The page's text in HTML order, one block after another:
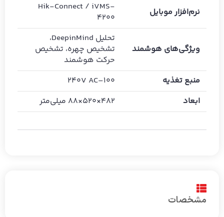
نرم‌افزار موبایل
Hik-Connect / iVMS-
4200
ویژگی‌های هوشمند
تحلیل DeepinMind،
تشخیص چهره، تشخیص
حرکت هوشمند
منبع تغذیه
100–240V AC
ابعاد
482×520×88 میلی‌متر
مشخصات